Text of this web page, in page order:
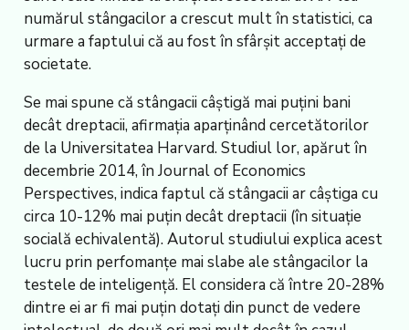
numărul stângacilor a crescut mult în statistici, ca
urmare a faptului că au fost în sfârșit acceptați de
societate.
Se mai spune că stângacii câștigă mai puțini bani
decât dreptacii, afirmația aparținând cercetătorilor
de la Universitatea Harvard. Studiul lor, apărut în
decembrie 2014, în Journal of Economics
Perspectives, indica faptul că stângacii ar câștiga cu
circa 10-12% mai puțin decât dreptacii (în situație
socială echivalentă). Autorul studiului explica acest
lucru prin perfomanțe mai slabe ale stângacilor la
testele de inteligență. El considera că între 20-28%
dintre ei ar fi mai puțin dotați din punct de vedere